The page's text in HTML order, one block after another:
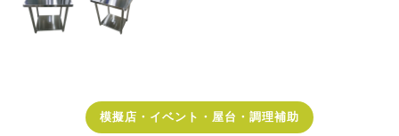
模擬店・イベント・屋台・調理補助